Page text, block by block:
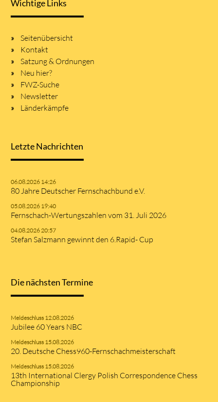
Wichtige Links
Seitenübersicht
Kontakt
Satzung & Ordnungen
Neu hier?
FWZ-Suche
Newsletter
Länderkämpfe
Letzte Nachrichten
06.08.2026 14:26
80 Jahre Deutscher Fernschachbund e.V.
05.08.2026 19:40
Fernschach-Wertungszahlen vom 31. Juli 2026
04.08.2026 20:57
Stefan Salzmann gewinnt den 6.Rapid- Cup
Die nächsten Termine
Meldeschluss 12.08.2026
Jubilee 60 Years NBC
Meldeschluss 15.08.2026
20. Deutsche Chess960-Fernschachmeisterschaft
Meldeschluss 15.08.2026
13th International Clergy Polish Correspondence Chess
Championship